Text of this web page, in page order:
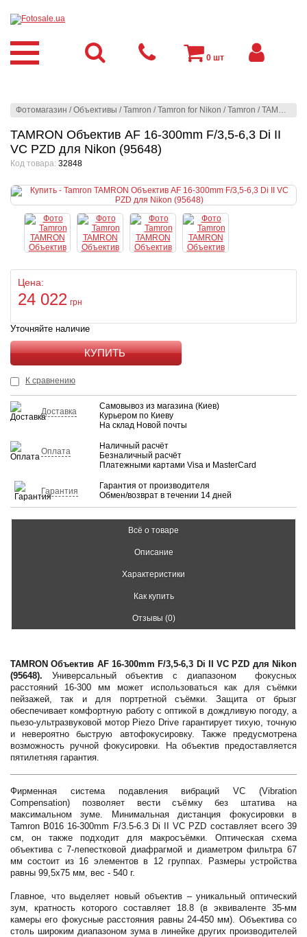
Фотомагазин /Объективы /Tamron /Tamron for Nikon /Tamron /TAMRON Объектив AF 16-300mm F/3,5-6,3 Di II VC PZD для Nikon (95648)
TAMRON Объектив AF 16-300mm F/3,5-6,3 Di II
VC PZD для Nikon (95648)
Код товара: 32848
Цена:
24 022 грн
Уточняйте наличие
КУПИТЬ
К сравнению
Доставка
Самовывоз из магазина (Киев)
Курьером по Киеву
На склад Новой почты
Оплата
Наличный расчёт
Безналичный расчёт
Платежными картами Visa и MasterCard
Гарантия
Гарантия от производителя
Обмен/возврат в течении 14 дней
Всё о товаре
Описание
Характеристики
Как купить
Отзывы (0)
TAMRON Объектив AF 16-300mm F/3,5-6,3 Di II VC PZD для Nikon
(95648). Универсальный объектив с диапазоном фокусных
расстояний 16-300 мм может использоваться как для съёмки
пейзажей, так и для портретной съёмки. Защита от брызг
обеспечивает комфортную работу с оптикой в дождливую погоду, а
пьезо-ультразвуковой мотор Piezo Drive гарантирует тихую, точную
и невероятно быструю автофокусировку. Также предусмотрена
возможность ручной фокусировки. На объектив предоставляется
пятилетняя гарантия.
Фирменная система подавления вибраций VC (Vibration
Compensation) позволяет вести съёмку без штатива на
максимальном зуме. Минимальная дистанция фокусировки в
Tamron B016 16-300mm F/3.5-6.3 Di II VC PZD составляет всего 39
см, он также подходит для макросъёмки. Оптическая схема
объектива с 7-лепестковой диафрагмой и диаметром фильтра 67
мм состоит из 16 элементов в 12 группах. Размеры устройства
равны 99,5x75 мм, вес - 540 г.
Главное, что выделяет новый объектив – уникальный оптический
зум, кратность которого составляет 18.8 (в эквиваленте 35-мм
камеры его фокусные расстояния равны 24-450 мм). Объектива со
столь широким диапазоном зума в линейке других производителей
0 шт